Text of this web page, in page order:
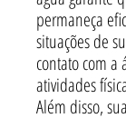
permaneça
situações de
contato com a
atividades
Além disso,